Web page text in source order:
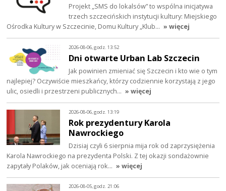
Projekt „SMS do lokalsów” to wspólna inicjatywa
trzech szczecińskich instytucji kultury: Miejskiego
Ośrodka Kultury w Szczecinie, Domu Kultury „Klub… » więcej
2026-08-06, godz. 13:52
Dni otwarte Urban Lab Szczecin
Jak powinien zmieniać się Szczecin i kto wie o tym
najlepiej? Oczywiście mieszkańcy, którzy codziennie korzystają z jego
ulic, osiedli i przestrzeni publicznych… » więcej
2026-08-06, godz. 13:19
Rok prezydentury Karola
Nawrockiego
Dzisiaj czyli 6 sierpnia mija rok od zaprzysiężenia
Karola Nawrockiego na prezydenta Polski. Z tej okazji sondażownie
zapytały Polaków, jak oceniają rok… » więcej
2026-08-05, godz. 21:06